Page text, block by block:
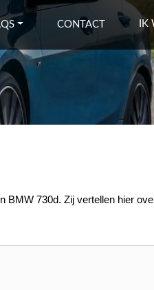
CONTACT IK
BMW 730d. Zij vertellen hier